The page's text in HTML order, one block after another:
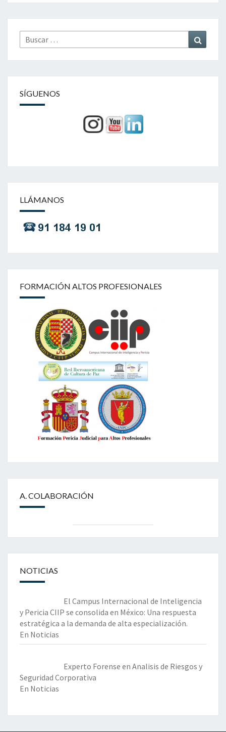
Buscar
por:
SÍGUENOS
LLÁMANOS
FORMACIÓN ALTOS PROFESIONALES
A. COLABORACIÓN
NOTICIAS
El Campus Internacional de Inteligencia
y Pericia CIIP se consolida en México: Una respuesta
estratégica a la demanda de alta especialización.
En Noticias
Experto Forense en Analisis de Riesgos y
Seguridad Corporativa
En Noticias